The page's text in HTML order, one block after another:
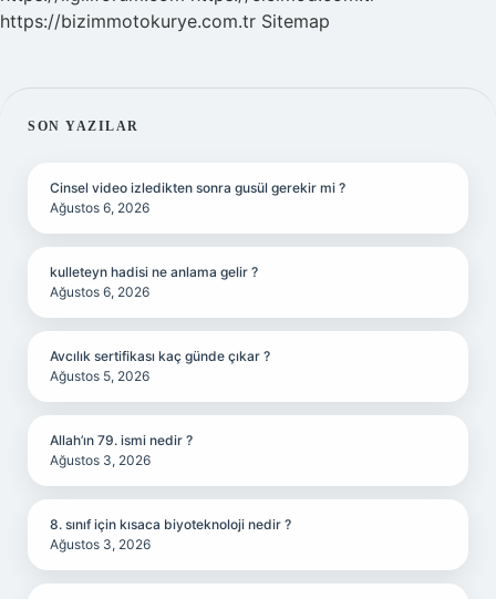
https://bizimmotokurye.com.tr Sitemap
SIDEBAR
SON YAZILAR
Cinsel video izledikten sonra gusül gerekir mi ?
Ağustos 6, 2026
kulleteyn hadisi ne anlama gelir ?
Ağustos 6, 2026
Avcılık sertifikası kaç günde çıkar ?
Ağustos 5, 2026
Allah’ın 79. ismi nedir ?
Ağustos 3, 2026
8. sınıf için kısaca biyoteknoloji nedir ?
Ağustos 3, 2026